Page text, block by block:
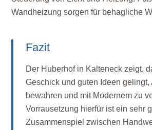
Wandheizung sorgen für behagliche
Fazit
Der Huberhof in Kalteneck zeigt,
Geschick und guten Ideen gelingt,
bewahren und mit Modernem zu
Vorrausetzung hierfür ist ein sehr
Zusammenspiel zwischen